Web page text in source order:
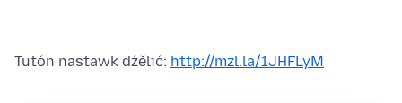
Tutón nastawk dźělić: http://mzl.la/1JHFLyM